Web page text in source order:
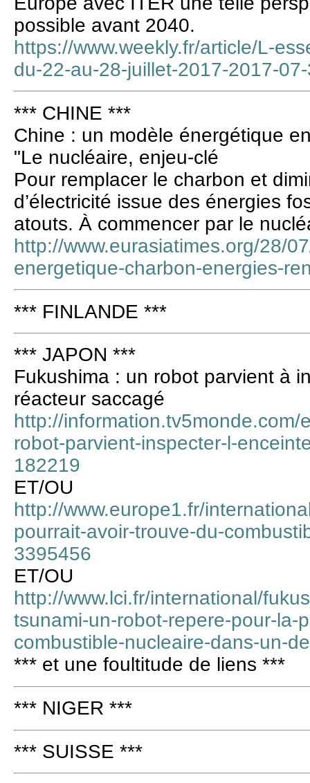
possible avant 2040.
https://www.weekly.fr/article/L-
du-22-au-28-juillet-2017-2017-
*** CHINE ***
Chine : un modèle énergétique
"Le nucléaire, enjeu-clé
Pour remplacer le charbon et
d’électricité issue des énergies
atouts. À commencer par le
http://www.eurasiatimes.org/28/
energetique-charbon-energies-
*** FINLANDE ***
*** JAPON ***
Fukushima : un robot parvient à
réacteur saccagé
http://
robot-parvient-inspecter-l-
182219
ET/OU
http://www.europe1.fr/
pourrait-avoir-trouve-du-
3395456
ET/OU
http://www.lci.fr/international/
tsunami-un-robot-repere-pour-la-
combustible-nucleaire-dans-un-
*** et une foultitude de liens ***
*** NIGER ***
*** SUISSE ***